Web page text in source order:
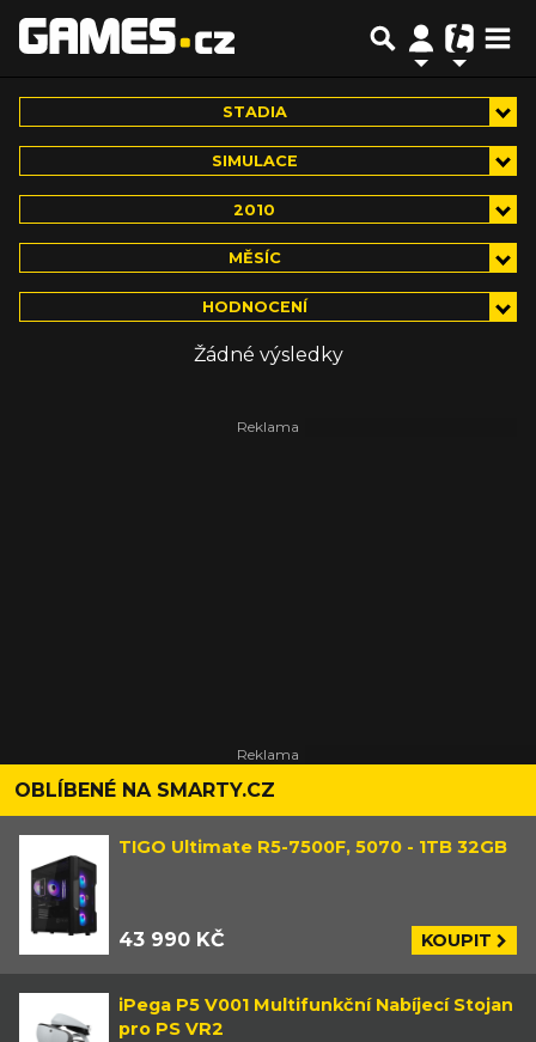
STADIA
SIMULACE
2010
MĚSÍC
HODNOCENÍ
Žádné výsledky
OBLÍBENÉ NA SMARTY.CZ
TIGO Ultimate R5-7500F, 5070 - 1TB 32GB
43 990 KČ KOUPIT
iPega P5 V001 Multifunkční Nabíjecí Stojan
pro PS VR2